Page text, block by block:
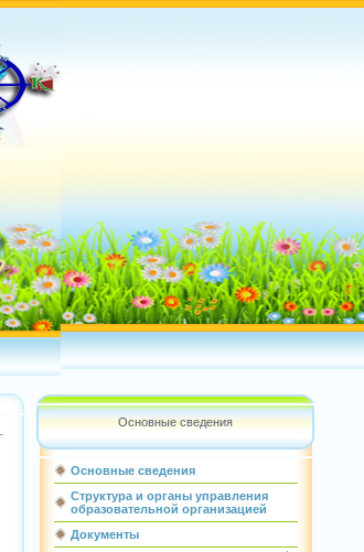
Основные сведения
Основные сведения
Структура и органы управления
образовательной организацией
Документы